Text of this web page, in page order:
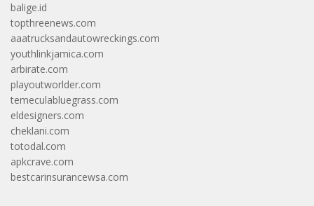
balige.id
topthreenews.com
aaatrucksandautowreckings.com
youthlinkjamica.com
arbirate.com
playoutworlder.com
temeculabluegrass.com
eldesigners.com
cheklani.com
totodal.com
apkcrave.com
bestcarinsurancewsa.com